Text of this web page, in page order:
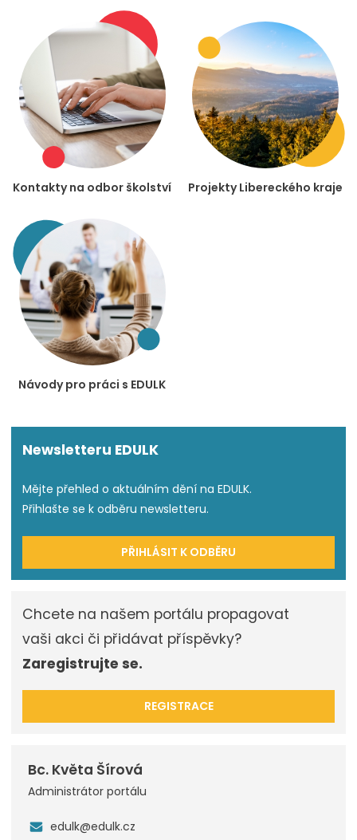
Kontakty na odbor školství Projekty Libereckého kraje
Návody pro práci s EDULK
Newsletteru EDULK
Mějte přehled o aktuálním dění na EDULK.
Přihlašte se k odběru newsletteru.
PŘIHLÁSIT K ODBĚRU
Chcete na našem portálu propagovat
vaši akci či přidávat příspěvky?
Zaregistrujte se.
REGISTRACE
Bc. Květa Šírová
Administrátor portálu
edulk@edulk.cz